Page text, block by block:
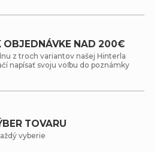
OBJEDNÁVKE NAD 200€
z troch variantov našej Hinterla
napísať svoju voľbu do poznámky
TOVARU
vyberie